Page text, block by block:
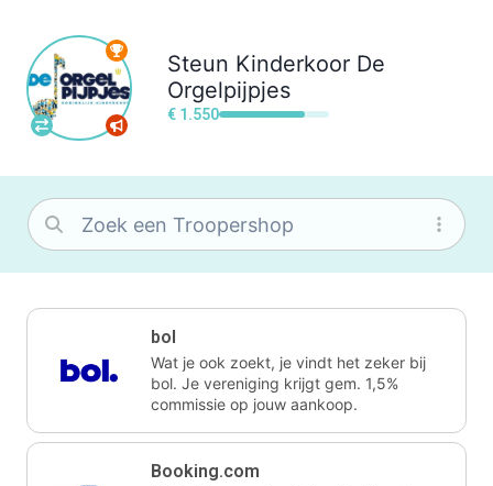
Steun Kinderkoor De
Orgelpijpjes
€ 1.550
bol
Wat je ook zoekt, je vindt het zeker bij
bol. Je vereniging krijgt gem. 1,5%
commissie op jouw aankoop.
Booking.com